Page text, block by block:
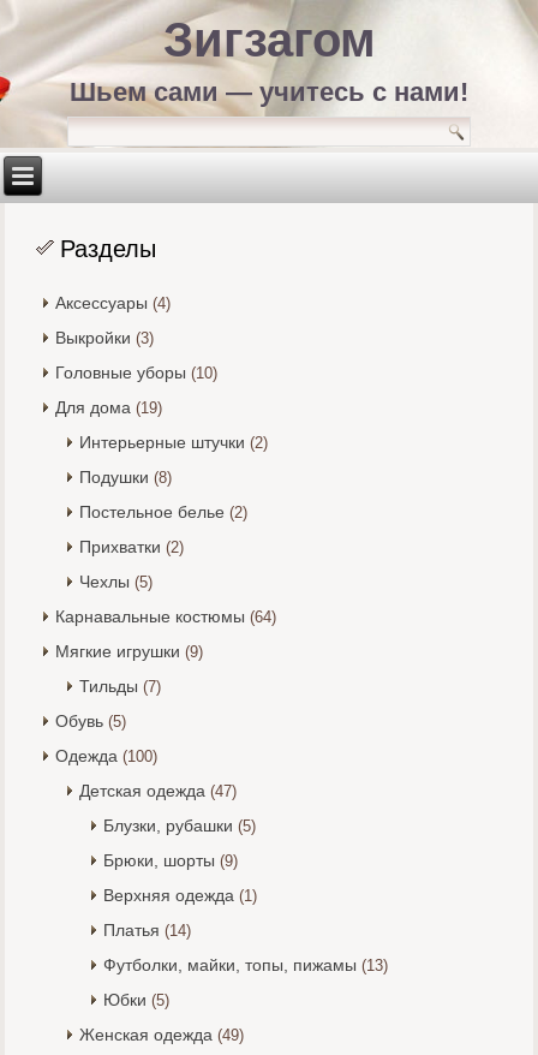
Зигзагом
Шьем сами — учитесь с нами!
Разделы
Аксессуары (4)
Выкройки (3)
Головные уборы (10)
Для дома (19)
Интерьерные штучки (2)
Подушки (8)
Постельное белье (2)
Прихватки (2)
Чехлы (5)
Карнавальные костюмы (64)
Мягкие игрушки (9)
Тильды (7)
Обувь (5)
Одежда (100)
Детская одежда (47)
Блузки, рубашки (5)
Брюки, шорты (9)
Верхняя одежда (1)
Платья (14)
Футболки, майки, топы, пижамы (13)
Юбки (5)
Женская одежда (49)